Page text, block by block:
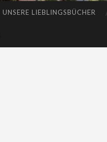
UNSERE LIEBLINGSBÜCHER